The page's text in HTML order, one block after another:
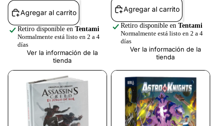
Agregar al carrito
Retiro disponible en Tentami
Normalmente está listo en 2 a 4
días
Ver la información de la
tienda
Agregar al carrito
Retiro disponible en Tentami
Normalmente está listo en 2 a 4
días
Ver la información de la
tienda